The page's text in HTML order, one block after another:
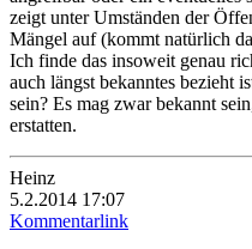
zeigt unter Umständen der
Mängel auf (kommt natürlich
Ich finde das insoweit genau
auch längst bekanntes bezieht
sein? Es mag zwar bekannt
erstatten.
Heinz
5.2.2014 17:07
Kommentarlink